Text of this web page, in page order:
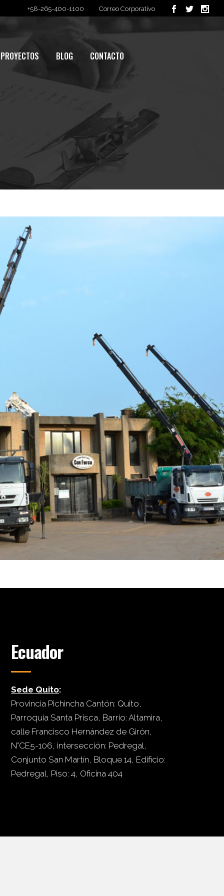
+58-265-400-1100 Correo Corporativo
PROYECTOS BLOG CONTACTO
Ecuador
Sede Quito:
Provincia Pichincha Cantón: Quito,
Parroquia Santa Prisca, Barrio: Altamira,
calle Francisco Hernández de Girón,
N°CE5-106, intersección: Pedregal,
Conjunto San Martín, Bloque 14, Edificio:
Pedregal, Piso: 4, Oficina 404